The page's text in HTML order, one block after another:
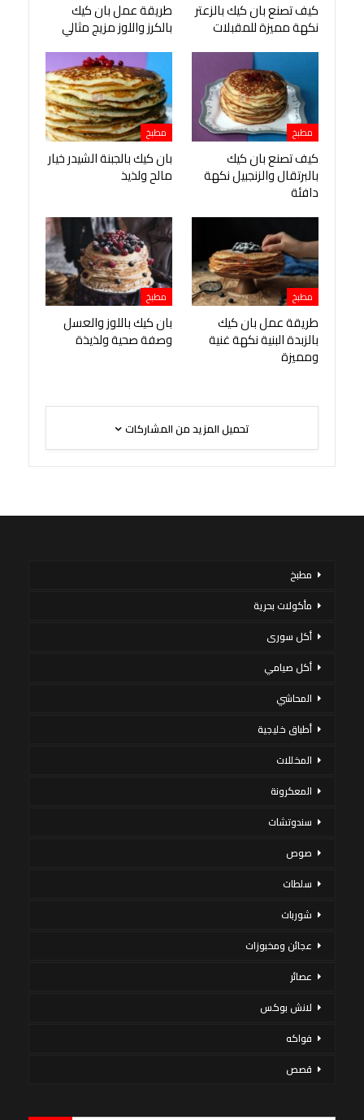
كيف تصنع بان كيك بالزعتر
نكهة مميزة للمقبلات
طريقة عمل بان كيك
بالكرز واللوز مزيج مثالي
مطبخ
كيف تصنع بان كيك
بالبرتقال والزنجبيل نكهة
دافئة
مطبخ
بان كيك بالجبنة الشيدر خيار
مالح ولذيذ
مطبخ
طريقة عمل بان كيك
بالزبدة البنية نكهة غنية
ومميزة
مطبخ
بان كيك باللوز والعسل
وصفة صحية ولذيذة
تحميل المزيد من المشاركات
مطبخ
مأكولات بحرية
أكل سورى
أكل صيامي
المحاشي
أطباق خليجية
المخللات
المعكرونة
سندوتشات
صوص
سلطات
شوربات
عجائن ومخبوزات
عصائر
لانش بوكس
فواكه
قصص